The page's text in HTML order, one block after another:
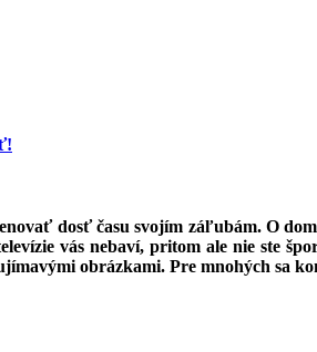
dosť času svojím záľubám. O
vás nebaví, pritom ale nie ste
obrázkami. Pre mnohých sa